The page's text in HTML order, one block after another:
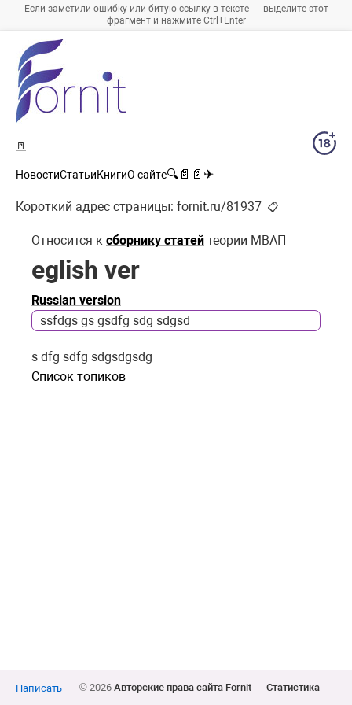
Если заметили ошибку или битую ссылку в тексте — выделите этот
фрагмент и нажмите Ctrl+Enter
🚪
НовостиСтатьиКнигиО сайте🔍 📄 📄 ✈
Короткий адрес страницы: fornit.ru/81937 📋
Относится к сборнику статей теории МВАП
eglish ver
Russian version
ssfdgs gs gsdfg sdg sdgsd
s dfg sdfg sdgsdgsdg
Список топиков
Написать © 2026 Авторские права сайта Fornit— Статистика